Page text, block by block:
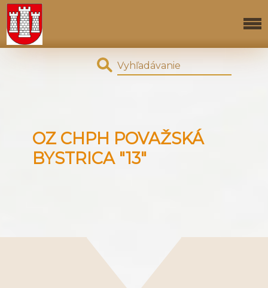
OZ CHPH POVAŽSKÁ
BYSTRICA "13"